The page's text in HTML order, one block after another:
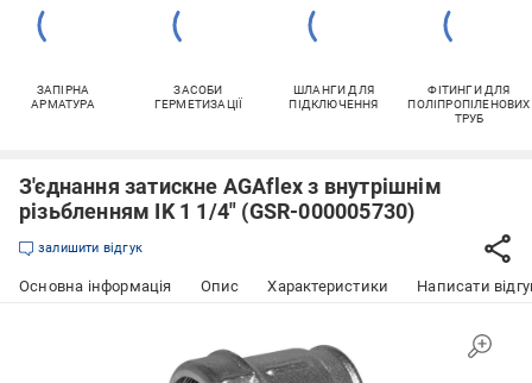
ЗАПІРНА
АРМАТУРА
ЗАСОБИ
ГЕРМЕТИЗАЦІЇ
ШЛАНГИ ДЛЯ
ПІДКЛЮЧЕННЯ
ФІТИНГИ ДЛЯ
ПОЛІПРОПІЛЕНОВИХ
ТРУБ
З'єднання затискне AGAflex з внутрішнім
різьбленням IK 1 1/4" (GSR-000005730)
залишити відгук
Основна інформація Опис Характеристики Написати